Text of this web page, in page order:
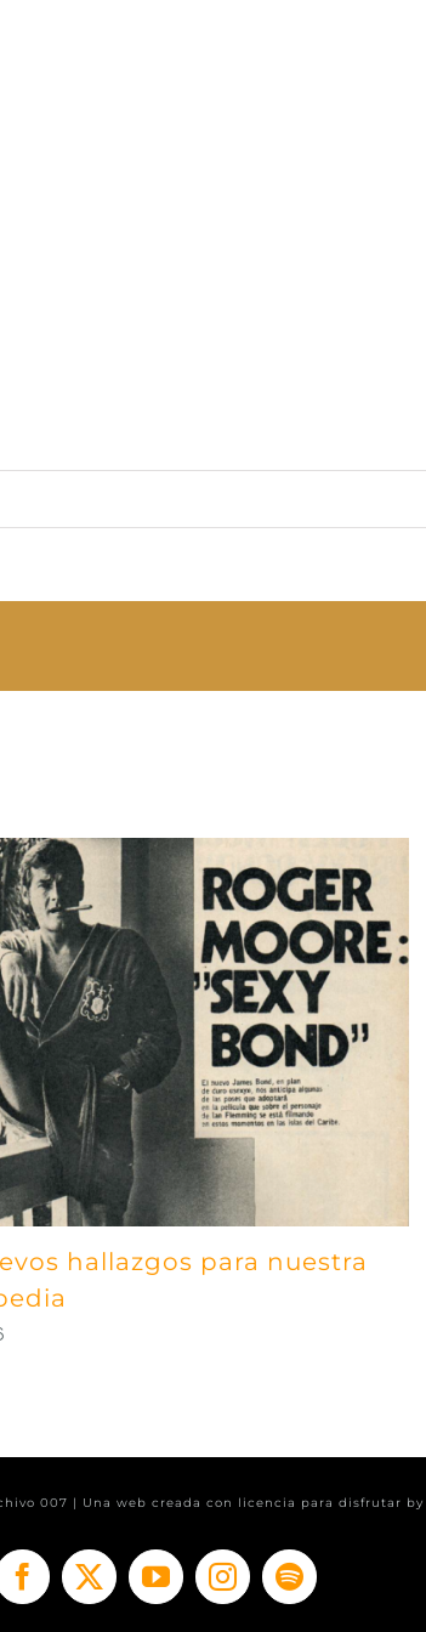
hallazgos para nuestra
007 | Una web creada con licencia para disfrutar by
Facebook
X YouTubeInstagramSpotify